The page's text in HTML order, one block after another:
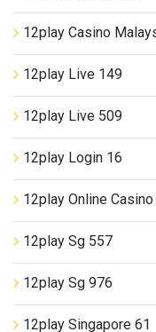
12play Casino
12play Live 149
12play Live 509
12play Login 16
12play Online
12play Sg 557
12play Sg 976
12play Singapore 61